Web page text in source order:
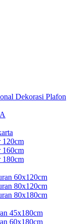
Dekorasi Plafon
120cm
160cm
180cm
60x120cm
80x120cm
80x180cm
45x180cm
60x180cm